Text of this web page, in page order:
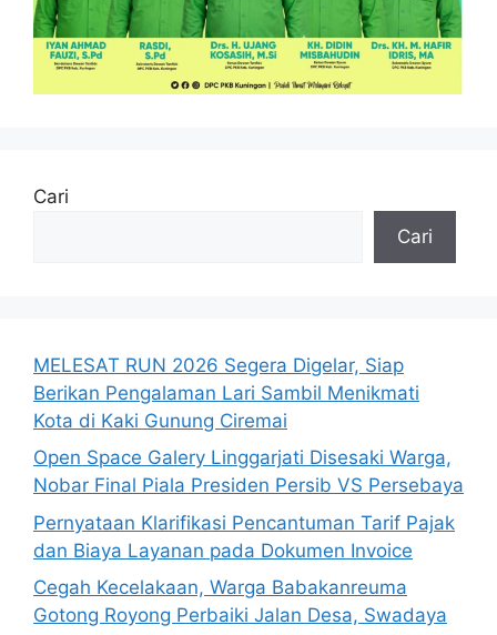
Cari
Cari
MELESAT RUN 2026 Segera Digelar, Siap
Berikan Pengalaman Lari Sambil Menikmati
Kota di Kaki Gunung Ciremai
Open Space Galery Linggarjati Disesaki Warga,
Nobar Final Piala Presiden Persib VS Persebaya
Pernyataan Klarifikasi Pencantuman Tarif Pajak
dan Biaya Layanan pada Dokumen Invoice
Cegah Kecelakaan, Warga Babakanreuma
Gotong Royong Perbaiki Jalan Desa, Swadaya